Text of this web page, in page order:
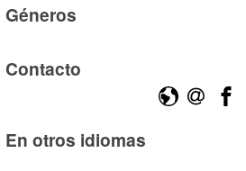
Géneros
Contacto
En otros idiomas